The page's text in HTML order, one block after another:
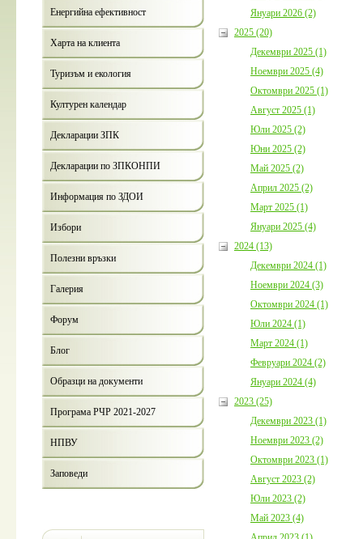
Енергийна ефективност
Харта на клиента
Туризъм и екология
Културен календар
Декларации ЗПК
Декларации по ЗПКОНПИ
Информация по ЗДОИ
Избори
Полезни връзки
Галерия
Форум
Блог
Образци на документи
Програма РЧР 2021-2027
НПВУ
Заповеди
Януари 2026 (2)
2025 (20)
Декември 2025 (1)
Ноември 2025 (4)
Октомври 2025 (1)
Август 2025 (1)
Юли 2025 (2)
Юни 2025 (2)
Май 2025 (2)
Април 2025 (2)
Март 2025 (1)
Януари 2025 (4)
2024 (13)
Декември 2024 (1)
Ноември 2024 (3)
Октомври 2024 (1)
Юли 2024 (1)
Март 2024 (1)
Февруари 2024 (2)
Януари 2024 (4)
2023 (25)
Декември 2023 (1)
Ноември 2023 (2)
Октомври 2023 (1)
Август 2023 (2)
Юли 2023 (2)
Май 2023 (4)